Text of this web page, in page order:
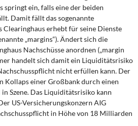
springt ein, falls eine der beiden
Damit fällt das sogenannte
Clearinghaus erhebt für seine Dienste
„margins“). Ändert sich die
Nachschüsse anordnen („margin
handelt sich damit ein Liquiditätsrisiko
nicht erfüllen kann. Der
Kollaps einer Großbank durch einen
Szene. Das Liquiditätsrisiko kann
US-Versicherungskonzern AIG
in Höhe von 18 Milliarden